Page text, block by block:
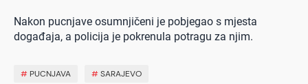
Nakon pucnjave osumnjičeni je pobjegao s mjesta
događaja, a policija je pokrenula potragu za njim.
# PUCNJAVA #SARAJEVO